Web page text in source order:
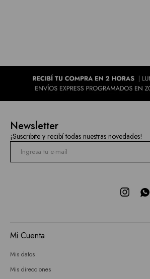
Newsletter
¡Suscribite y recibí todas nuestras novedades!
 
Mi Cuenta
Mis datos
Mis direcciones